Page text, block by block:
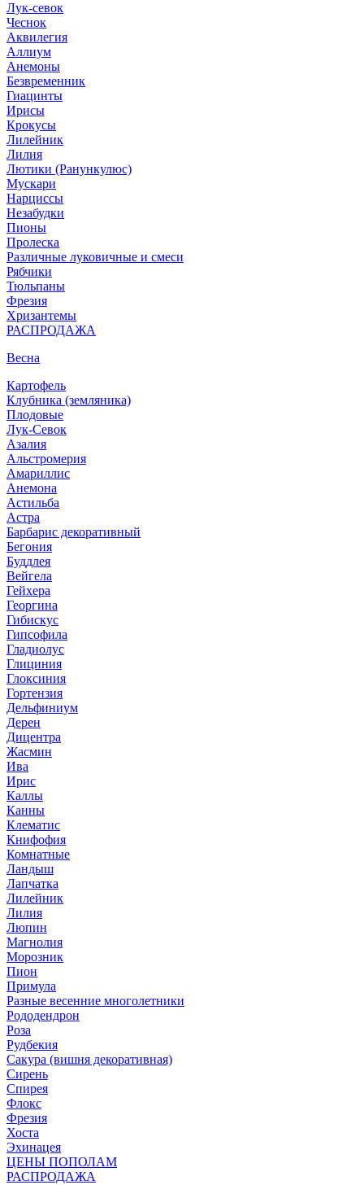
Лук-севок
Чеснок
Аквилегия
Аллиум
Анемоны
Безвременник
Гиацинты
Ирисы
Крокусы
Лилейник
Лилия
Лютики (Ранункулюс)
Мускари
Нарцисcы
Незабудки
Пионы
Пролеска
Различные луковичные и смеси
Рябчики
Тюльпаны
Фрезия
Хризантемы
РАСПРОДАЖА
Весна
Картофель
Клубника (земляника)
Плодовые
Лук-Севок
Азалия
Альстромерия
Амариллис
Анемона
Астильба
Астра
Барбарис декоративный
Бегония
Буддлея
Вейгела
Гейхера
Георгина
Гибискус
Гипсофила
Гладиолус
Глициния
Глоксиния
Гортензия
Дельфиниум
Дерен
Дицентра
Жасмин
Ива
Ирис
Каллы
Канны
Клематис
Книфофия
Комнатные
Ландыш
Лапчатка
Лилейник
Лилия
Люпин
Магнолия
Морозник
Пион
Примула
Разные весенние многолетники
Рододендрон
Роза
Рудбекия
Сакура (вишня декоративная)
Сирень
Спирея
Флокс
Фрезия
Хоста
Эхинацея
ЦЕНЫ ПОПОЛАМ
РАСПРОДАЖА